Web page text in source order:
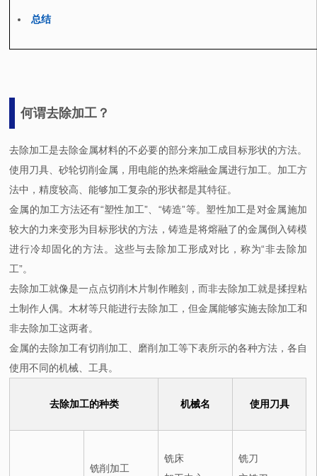
总结
何谓去除加工？
去除加工是去除金属材料的不必要的部分来加工成目标形状的方法。
使用刀具、砂轮切削金属，用电能的热来熔融金属进行加工。加工方
法中，精度较高、能够加工复杂的形状都是其特征。
金属的加工方法还有“塑性加工”、“铸造”等。塑性加工是对金属施加
较大的力来变形为目标形状的方法，铸造是将熔融了的金属倒入铸模
进行冷却固化的方法。这些与去除加工形成对比，称为“非去除加
工”。
去除加工就像是一点点切削木片制作雕刻，而非去除加工就是揉捏粘
土制作人偶。木材等只能进行去除加工，但金属能够实施去除加工和
非去除加工这两者。
金属的去除加工有切削加工、磨削加工等下表所示的各种方法，各自
使用不同的机械、工具。
去除加工的种类 机械名 使用刀具
铣削加工
铣床
铣刀